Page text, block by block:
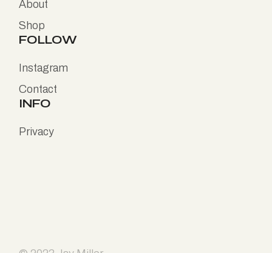
About
Shop
FOLLOW
Instagram
Contact
INFO
Privacy